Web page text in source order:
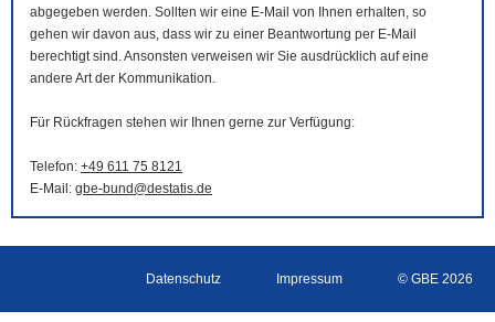
abgegeben werden. Sollten wir eine E-Mail von Ihnen erhalten, so
gehen wir davon aus, dass wir zu einer Beantwortung per E-Mail
berechtigt sind. Ansonsten verweisen wir Sie ausdrücklich auf eine
andere Art der Kommunikation.
Für Rückfragen stehen wir Ihnen gerne zur Verfügung:
Telefon: +49 611 75 8121
E-Mail : gbe-bund@destatis.de
Datenschutz Impressum © GBE 2026